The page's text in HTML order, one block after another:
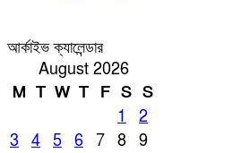
আর্কাইভ ক্যালেন্ডার
August 2026
M T W T F S S
1
2
3
4 5 6 7 8
9